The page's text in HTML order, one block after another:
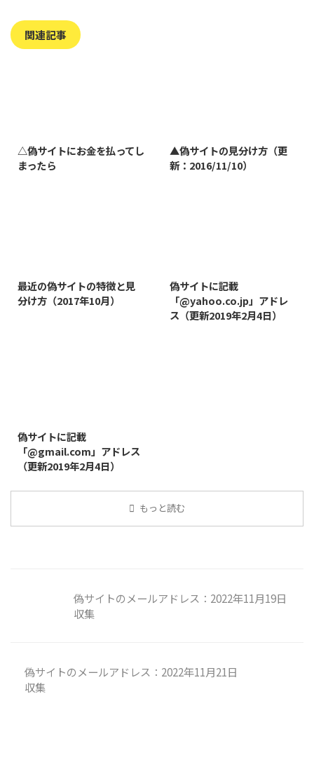
関連記事
△偽サイトにお金を払ってし
まったら
▲偽サイトの見分け方（更
新：2016/11/10）
最近の偽サイトの特徴と見
分け方（2017年10月）
偽サイトに記載
「@yahoo.co.jp」アドレ
ス（更新2019年2月4日）
偽サイトに記載
「@gmail.com」アドレス
（更新2019年2月4日）
もっと読む
偽サイトのメールアドレス：2022年11月19日
収集
偽サイトのメールアドレス：2022年11月21日
収集